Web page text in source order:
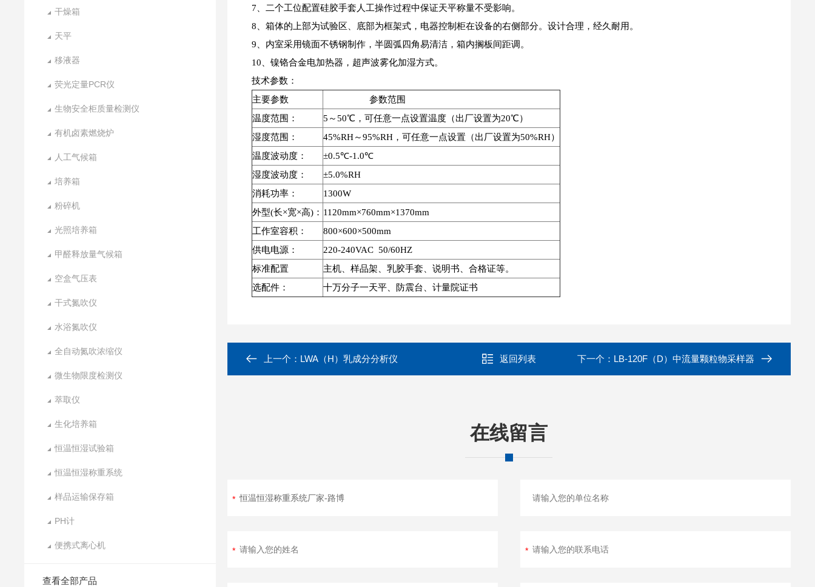
干燥箱
天平
移液器
荧光定量PCR仪
生物安全柜质量检测仪
有机卤素燃烧炉
人工气候箱
培养箱
粉碎机
光照培养箱
甲醛释放量气候箱
空盒气压表
干式氮吹仪
水浴氮吹仪
全自动氮吹浓缩仪
微生物限度检测仪
萃取仪
生化培养箱
恒温恒湿试验箱
恒温恒湿称重系统
样品运输保存箱
PH计
便携式离心机
查看全部产品
7、二个工位配置硅胶手套人工操作过程中保证天平称量不受影响。
8、箱体的上部为试验区、底部为框架式，电器控制柜在设备的右侧部分。设计合理，经久耐用。
9、内室采用镜面不锈钢制作，半圆弧四角易清洁，箱内搁板间距调。
10、镍铬合金电加热器，超声波雾化加湿方式。
技术参数：
主要参数
参数范围
温度范围：
5～50℃，可任意一点设置温度（出厂设置为20℃）
湿度范围：
45%RH～95%RH，可任意一点设置（出厂设置为50%RH）
温度波动度：
±0.5℃-1.0℃
湿度波动度：
±5.0%RH
消耗功率：
1300W
外型(长×宽×高)： 1120mm×760mm×1370mm
工作室容积：
800×600×500mm
供电电源：
220-240VAC 50/60HZ
标准配置
主机、样品架、乳胶手套、说明书、合格证等。
选配件：
十万分子一天平、防震台、计量院证书
上一个： LWA（H）乳成分分析仪 返回列表 下一个： LB-120F（D）中流量颗粒物采样器
在线留言